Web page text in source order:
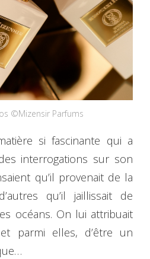
©Mizensir Parfums
si fascinante qui a
interrogations sur son
qu’il provenait de la
qu’il jaillissait de
océans. On lui attribuait
parmi elles, d’être un